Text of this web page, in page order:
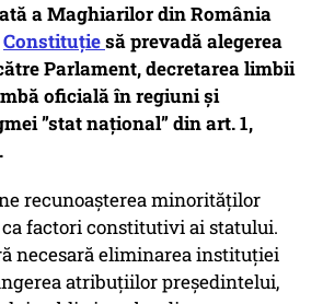
a Maghiarilor din România
Constituțiesă prevadă alegerea
Parlament, decretarea limbii
oficială în regiuni și
”stat național” din art. 1,
recunoaşterea minorităţilor
factori constitutivi ai statului.
necesară eliminarea instituţiei
atribuţiilor preşedintelui,